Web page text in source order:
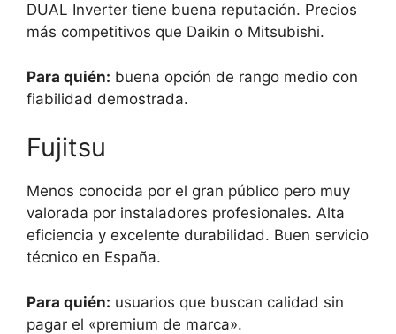
DUAL Inverter tiene buena reputación. Precios
más competitivos que Daikin o Mitsubishi.
Para quién: buena opción de rango medio con
fiabilidad demostrada.
Fujitsu
Menos conocida por el gran público pero muy
valorada por instaladores profesionales. Alta
eficiencia y excelente durabilidad. Buen servicio
técnico en España.
Para quién: usuarios que buscan calidad sin
pagar el «premium de marca».